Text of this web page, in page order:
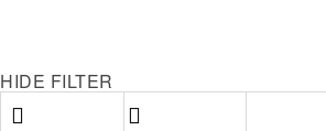
HIDE FILTER
Carrito de Compra